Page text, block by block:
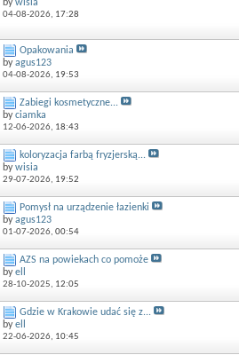
bywisia
04-08-2026, 17:28
Opakowania
byagus123
04-08-2026, 19:53
Zabiegi kosmetyczne...
byciamka
12-06-2026, 18:43
koloryzacja farbą fryzjerską...
bywisia
29-07-2026, 19:52
Pomysł na urządzenie łazienki
byagus123
01-07-2026, 00:54
AZS na powiekach co pomoże
byell
28-10-2025, 12:05
Gdzie w Krakowie udać się z...
byell
22-06-2026, 10:45